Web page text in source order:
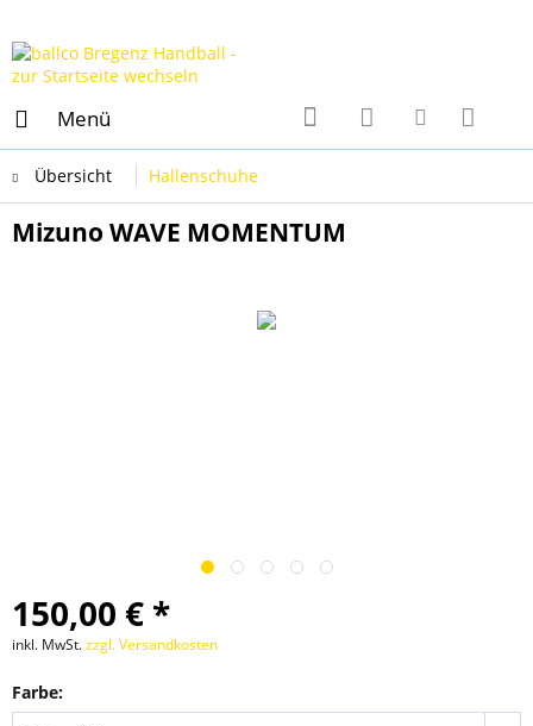
Menü
Übersicht Hallenschuhe
Mizuno WAVE MOMENTUM
150,00 € *
inkl. MwSt.zzgl. Versandkosten
Farbe: